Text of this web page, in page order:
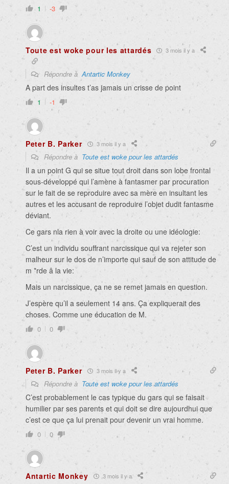
1 -3
Toute est woke pour les attardés 3 mois il y a
Répondre àAntartic Monkey
A part des insultes t’as jamais un crisse de point
1 -1
Peter B. Parker 3 mois il y a
Répondre à Toute est woke pour les attardés
Il a un point G qui se situe tout droit dans son lobe frontal
sous-développé qui l’amène à fantasmer par procuration
sur le fait de se reproduire avec sa mère en insultant les
autres et les accusant de reproduire l’objet dudit fantasme
déviant.
Ce gars nla rien à voir avec la droite ou une idéologie:
C’est un individu souffrant narcissique qui va rejeter son
malheur sur le dos de n’importe qui sauf de son attitude de
m *rde â la vie:
Mais un narcissique, ça ne se remet jamais en question.
J’espère qu’il a seulement 14 ans. Ça expliquerait des
choses. Comme une éducation de M.
0 0
Peter B. Parker 3 mois il y a
Répondre à Toute est woke pour les attardés
C’est probablement le cas typique du gars qui se faisait
humilier par ses parents et qui doit se dire aujourdhui que
c’est ce que ça lui prenait pour devenir un vrai homme.
0 0
Antartic Monkey 3 mois il y a